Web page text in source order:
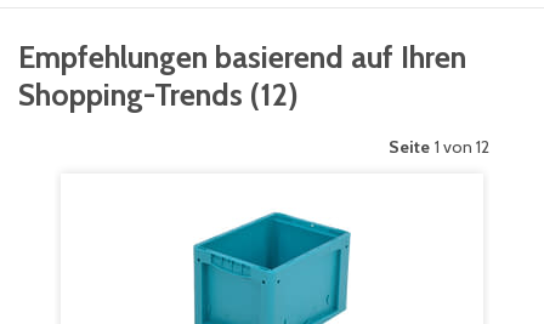
Empfehlungen basierend auf Ihren
Shopping-Trends (12)
Seite 1 von 12